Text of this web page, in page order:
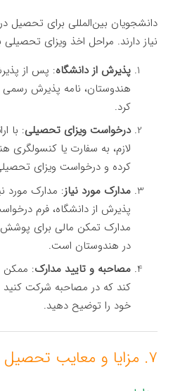
دانشجویان بین‌المللی برای تحصیل
نیاز دارند. مراحل اخذ ویزای
پذیرش از دانشگاه: پس از
هندوستان، نامه پذیرش رسمی
کرد.
درخواست ویزای تحصیلی: با
لازم، به سفارت یا کنسولگری
کرده و درخواست ویزای
مدارک مورد نیاز: مدارک مورد
پذیرش از دانشگاه، فرم
مدارک تمکن مالی برای
در هندوستان است.
مصاحبه و تایید مدارک: ممکن
کند که در مصاحبه شرکت
خود را توضیح دهید.
۷. مزایا و معایب تحصیل دکتری در هندوستان